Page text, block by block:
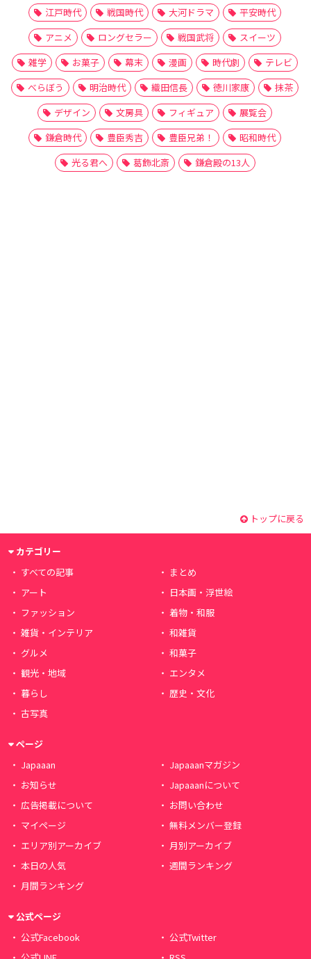
江戸時代 戦国時代 大河ドラマ
平安時代
アニメ
ロングセラー 戦国武将
スイーツ
雑学
お菓子 幕末 漫画 時代劇
テレビ
べらぼう
明治時代 織田信長 徳川家康
抹茶
デザイン
文房具 フィギュア
展覧会
鎌倉時代
豊臣秀吉 豊臣兄弟！
昭和時代
光る君へ
葛飾北斎 鎌倉殿の13人
トップに戻る
カテゴリー
すべての記事
まとめ
アート
日本画・浮世絵
ファッション
着物・和服
雑貨・インテリア
和雑貨
グルメ
和菓子
観光・地域
エンタメ
暮らし
歴史・文化
古写真
ページ
Japaaan
Japaaanマガジン
お知らせ
Japaaanについて
広告掲載について
お問い合わせ
マイページ
無料メンバー登録
エリア別アーカイブ
月別アーカイブ
本日の人気
週間ランキング
月間ランキング
公式ページ
公式Facebook
公式Twitter